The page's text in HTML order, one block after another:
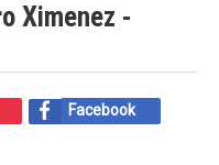
Ximenez -
Facebook